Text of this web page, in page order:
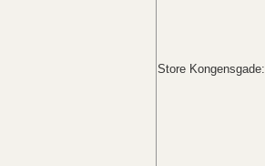
Store Kongensgade: